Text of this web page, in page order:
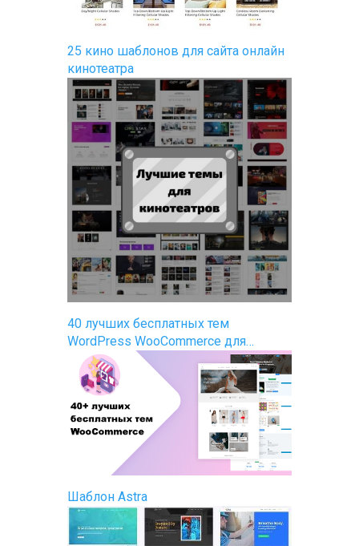
25 кино шаблонов для сайта онлайн
кинотеатра
40 лучших бесплатных тем
WordPress WooCommerce для…
Шаблон Astra